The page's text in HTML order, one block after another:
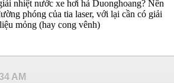
nhiệt nước xe hơi hả Duonghoang? Nên
phóng của tia laser, với lại cần có giải
mỏng (hay cong vênh)
AM